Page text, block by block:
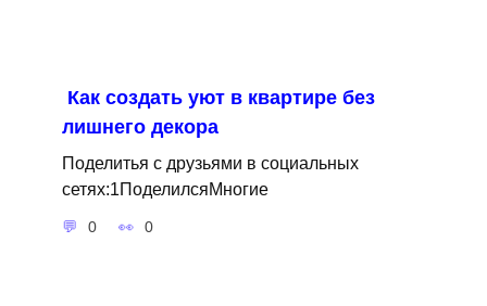
Как создать уют в квартире без
лишнего декора
Поделитья с друзьями в социальных
сетях:1ПоделилсяМногие
0 0